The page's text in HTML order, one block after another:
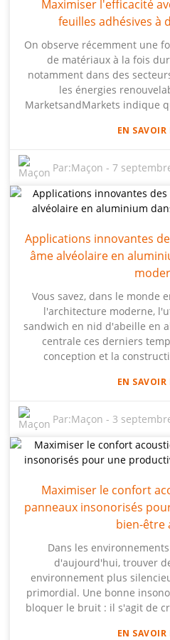
propre technologie de
d'aluminium. Ils ont une
rend la mousse de cuivre
une idée précise du
différents usages
comparaison
Maximiser l'efficacité
feuilles adhésives à
On observe récemment une
de matériaux à la fois
notamment dans des
les énergies
MarketsandMarkets indique
d'aluminium, devrait
des matériaux légers et
Materials Co., Ltd. est sans
ce domaine, avec ses
(AFP) innovants, protégés
nombreux avantages : elles
des produits, améliorent
optimisent l'efficacité
progrès technologiques
les feuilles adhésives à
essentiel pour les fabricants
démarche écologique tout
globale et en réduisant
EN SAVOIR
Par:Maçon -7
Applications innovantes
âme alvéolaire en
Vous savez, dans le monde
l'architecture moderne,
sandwich en nid d'abeille en
centrale ces derniers
conception et la
résistance exceptionnelle
retrouve dans toutes sortes de
bureaux aux gratte-ciel. J'ai lu
Research qui indique que
panneaux sandwich
considérable qui
croissante. Des entreprises
Materials Co., Ltd. sont à
détiennent même les droits
relatifs à la fabrication et
mousse d'aluminium, ce qui
que les architectes
innovants comme ces
EN SAVOIR
Par:Maçon - 3
Maximiser le confort
panneaux insonorisés
bien-être
Dans les
d'aujourd'hui, trouver
environnement plus
primordial. Une bonne
bloquer le bruit : il s'agit de
EN SAVOIR